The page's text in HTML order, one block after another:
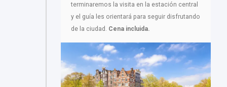
terminaremos la visita en la estación central
y el guía les orientará para seguir disfrutando
de la ciudad. Cena incluida.